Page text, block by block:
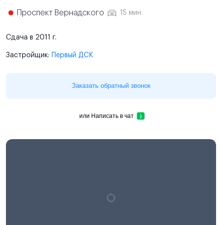
Проспект Вернадского 15 мин.
Сдача в 2011 г.
Застройщик: Первый ДСК
Заказать обратный звонок
или Написать в чат